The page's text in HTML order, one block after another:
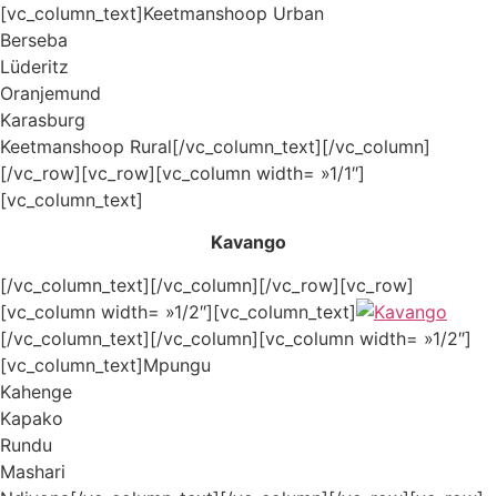
[vc_column_text]Keetmanshoop Urban
Berseba
Lüderitz
Oranjemund
Karasburg
Keetmanshoop Rural[/vc_column_text][/vc_column]
[/vc_row][vc_row][vc_column width= »1/1″]
[vc_column_text]
Kavango
[/vc_column_text][/vc_column][/vc_row][vc_row]
[vc_column width= »1/2″][vc_column_text]
[/vc_column_text][/vc_column][vc_column width= »1/2″]
[vc_column_text]Mpungu
Kahenge
Kapako
Rundu
Mashari